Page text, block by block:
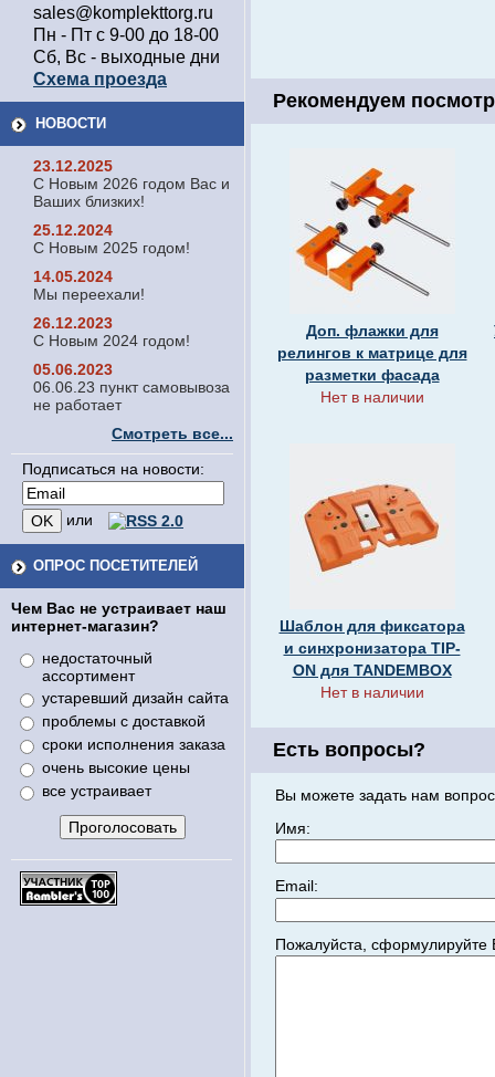
sales@komplekttorg.ru
Пн - Пт с 9-00 до 18-00
Сб, Вс - выходные дни
Схема проезда
НОВОСТИ
23.12.2025
С Новым 2026 годом Вас и
Ваших близких!
25.12.2024
С Новым 2025 годом!
14.05.2024
Мы переехали!
26.12.2023
С Новым 2024 годом!
05.06.2023
06.06.23 пункт самовывоза
не работает
Смотреть все...
Подписаться на новости:
или
ОПРОС ПОСЕТИТЕЛЕЙ
Чем Вас не устраивает наш
интернет-магазин?
недостаточный
ассортимент
устаревший дизайн сайта
проблемы с доставкой
сроки исполнения заказа
очень высокие цены
все устраивает
Рекомендуем
Доп. флажки для
релингов к матрице для
разметки фасада
Нет в наличии
Шаблон для фиксатора
и синхронизатора TIP-
ON для TANDEMBOX
Нет в наличии
Есть вопросы?
Вы можете задать нам
Имя:
Email:
Пожалуйста,